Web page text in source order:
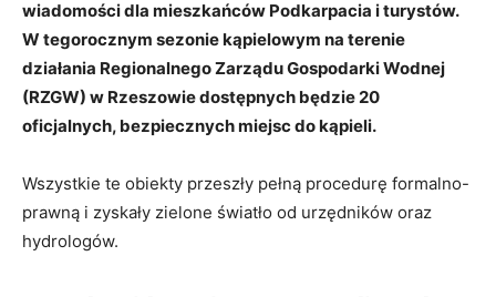
wiadomości dla mieszkańców Podkarpacia i turystów.
W tegorocznym sezonie kąpielowym na terenie
działania Regionalnego Zarządu Gospodarki Wodnej
(RZGW) w Rzeszowie dostępnych będzie 20
oficjalnych, bezpiecznych miejsc do kąpieli.
Wszystkie te obiekty przeszły pełną procedurę formalno-
prawną i zyskały zielone światło od urzędników oraz
hydrologów.